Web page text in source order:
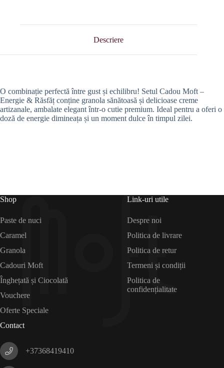
Descriere
O combinație perfectă între gust și echilibru! Setul Cadou Moft –
Energie & Răsfăț conține granola sănătoasă și delicioase creme
artizanale, ambalate elegant într-o cutie premium. Ideal pentru a oferi o
doză de energie dimineața și un moment dulce în timpul zilei.
Shop
Paste de nuci
Caramel
Granola
Cadouri Moft
Înghețată și Ciocolată
Vouchere
Oferte Speciale
Link-uri utile
Despre noi
Politica de livrare
Politica de retur
Termeni și condiții
Politica de
confidențialitate
Contact
+37368419410